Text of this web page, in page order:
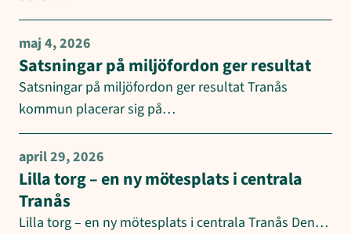
maj 4, 2026
Satsningar på miljöfordon ger resultat
Satsningar på miljöfordon ger resultat Tranås
kommun placerar sig på…
april 29, 2026
Lilla torg – en ny mötesplats i centrala
Tranås
Lilla torg – en ny mötesplats i centrala Tranås Den…